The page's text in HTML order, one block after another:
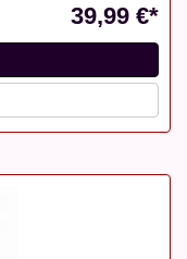
39,99 €*